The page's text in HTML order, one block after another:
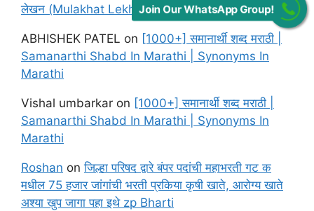
लेखन (Mulakhat Lekhan)
ABHISHEK PATEL on [1000+] समानार्थी शब्द मराठी |
Samanarthi Shabd In Marathi | Synonyms In
Marathi
Vishal umbarkar on [1000+] समानार्थी शब्द मराठी |
Samanarthi Shabd In Marathi | Synonyms In
Marathi
Roshan onजिल्हा परिषद द्वारे बंपर पदांची महाभरती गट क
मधील 75 हजार जांगांची भरती प्रकिया कृषी खाते, आरोग्य खाते
अश्या खुप जागा पहा इथे zp Bharti
Join Our WhatsApp Group!